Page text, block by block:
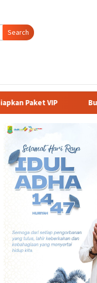
Search
Buka PKKMB 2026, Rektor